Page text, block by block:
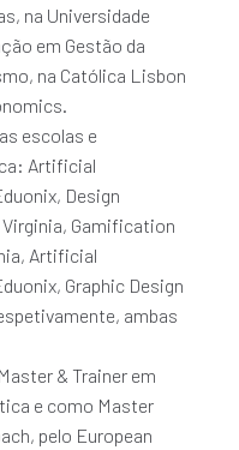
na Universidade
em Gestão da
na Católica Lisbon
escolas e
Artificial
Design
Gamification
Artificial
Graphic Design
ambas
& Trainer em
e como Master
pelo European